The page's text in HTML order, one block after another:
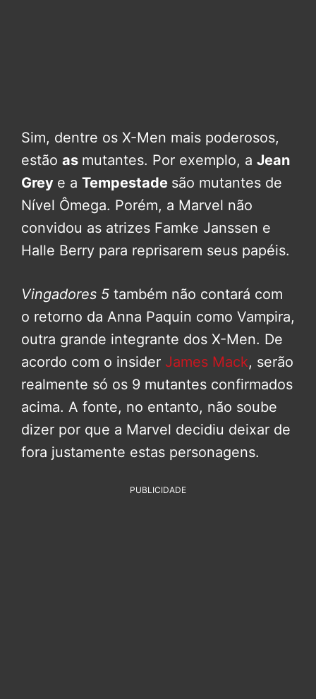
Sim, dentre os X-Men mais poderosos,
estão as mutantes. Por exemplo, a Jean
Grey e a Tempestade são mutantes de
Nível Ômega. Porém, a Marvel não
convidou as atrizes Famke Janssen e
Halle Berry para reprisarem seus papéis.
Vingadores 5 também não contará com
o retorno da Anna Paquin como Vampira,
outra grande integrante dos X-Men. De
acordo com o insider James Mack, serão
realmente só os 9 mutantes confirmados
acima. A fonte, no entanto, não soube
dizer por que a Marvel decidiu deixar de
fora justamente estas personagens.
PUBLICIDADE